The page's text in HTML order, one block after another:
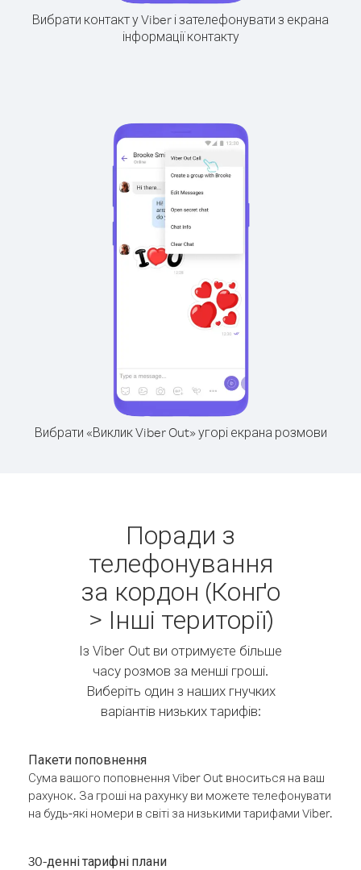
Вибрати контакт у Viber і зателефонувати з екрана
інформації контакту
Вибрати «Виклик Viber Out» угорі екрана розмови
Поради з
телефонування
за кордон (Конґо
> Інші території)
Із Viber Out ви отримуєте більше
часу розмов за менші гроші.
Виберіть один з наших гнучких
варіантів низьких тарифів:
Пакети поповнення
Сума вашого поповнення Viber Out вноситься на ваш
рахунок. За гроші на рахунку ви можете телефонувати
на будь-які номери в світі за низькими тарифами Viber.
30-денні тарифні плани